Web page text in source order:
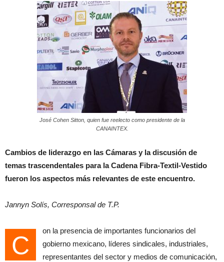
José Cohen Sitton, quien fue reelecto como presidente de la
CANAINTEX.
Cambios de liderazgo en las Cámaras y la discusión de
temas trascendentales para la Cadena Fibra-Textil-Vestido
fueron los aspectos más relevantes de este encuentro.
Jannyn Solís, Corresponsal de T.P.
C
on la presencia de importantes funcionarios del
gobierno mexicano, líderes sindicales, industriales,
representantes del sector y medios de comunicación,